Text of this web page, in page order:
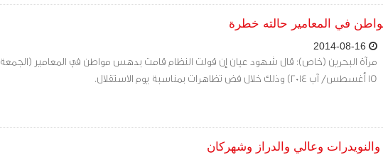
في المعامير حالته خطرة
مرآة البحرين (خاص): قال شهود عيان إن قولت النظام قامت بدهس مواطن في المعامير (الجمعة
15 أغسطس/ آب 2014) وذلك خلال فض تظاهرات بمناسبة يوم الاستقلال.
وعالي والدراز وشهركان